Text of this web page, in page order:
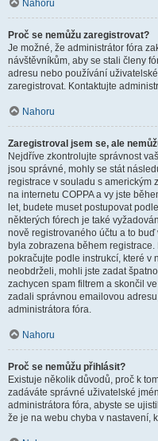
Nahoru
Proč se nemůžu zaregistrovat?
Je možné, že administrátor fóra
návštěvníkům, aby se stali členy
adresu nebo používání
zaregistrovat. Kontaktujte
Nahoru
Zaregistroval jsem se, ale
Nejdříve zkontrolujte správnost
jsou správné, mohly se stát
registrace v souladu s americkým
na internetu COPPA a vy jste
let, budete muset postupovat
některých fórech je také
nově registrovaného účtu a to
byla zobrazena během
pokračujte podle instrukcí, které v
neobdrželi, mohli jste zadat
zachycen spam filtrem a skončil
zadali správnou emailovou
administrátora fóra.
Nahoru
Proč se nemůžu přihlásit?
Existuje několik důvodů, proč k
zadáváte správné uživatelské
administrátora fóra, abyste se
že je na webu chyba v nastavení,